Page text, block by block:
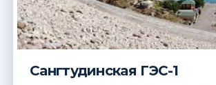
Сангтудинская ГЭС-1